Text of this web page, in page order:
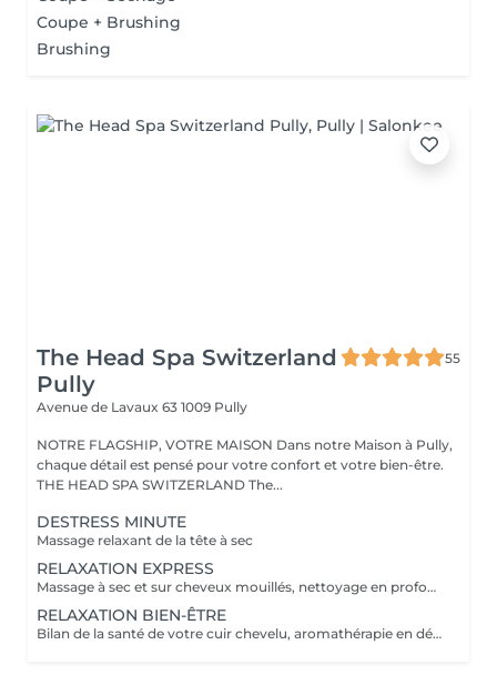
Coupe + Brushing
Brushing
The Head Spa Switzerland
Pully
55
Avenue de Lavaux 63 1009 Pully
NOTRE FLAGSHIP, VOTRE MAISON Dans notre Maison à Pully,
chaque détail est pensé pour votre confort et votre bien-être.
THE HEAD SPA SWITZERLAND The...
DESTRESS MINUTE
Massage relaxant de la tête à sec
RELAXATION EXPRESS
Massage à sec et sur cheveux mouillés, nettoyage en profondeur de votre cuir chevelu et soin longueurs. Type de séchage à choix.
RELAXATION BIEN-ÊTRE
Bilan de la santé de votre cuir chevelu, aromathérapie en début de soin, Shiatsu, acupression de la tête, pose d'un sérum pour cuir chevelu, massage à sec, nettoyage en profondeur, soin longueurs, massage sur cheveux mouillés, lissage de la nuque, hydrothérapie avec arceau Rainshower SPA, lotion pré-séchage. Type de séchage à choix.